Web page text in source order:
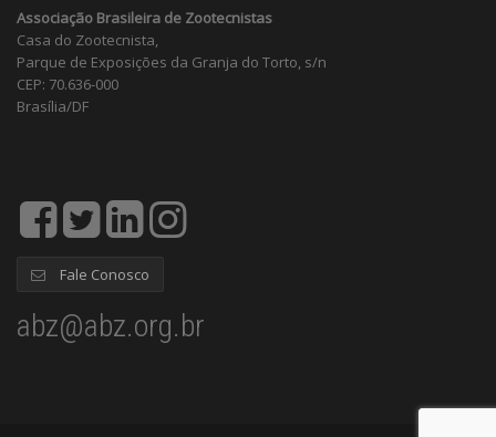
Associação Brasileira de Zootecnistas
Casa do Zootecnista,
Parque de Exposições da Granja do Torto, s/n
CEP: 70.636-000
Brasília/DF
Fale Conosco
abz@abz.org.br